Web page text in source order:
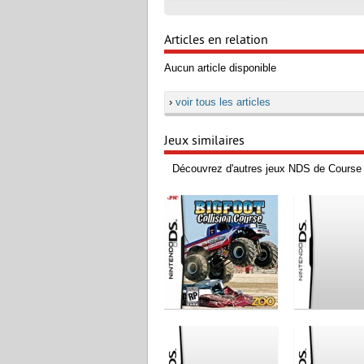
Articles en relation
Aucun article disponible
› voir tous les articles
Jeux similaires
Découvrez d'autres jeux NDS de